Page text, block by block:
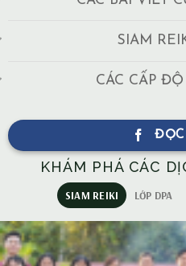
SIAM
CÁC CẤP ĐỘ
ĐỌC
KHÁM PHÁ CÁC
SIAM REIKI LỚP DPA